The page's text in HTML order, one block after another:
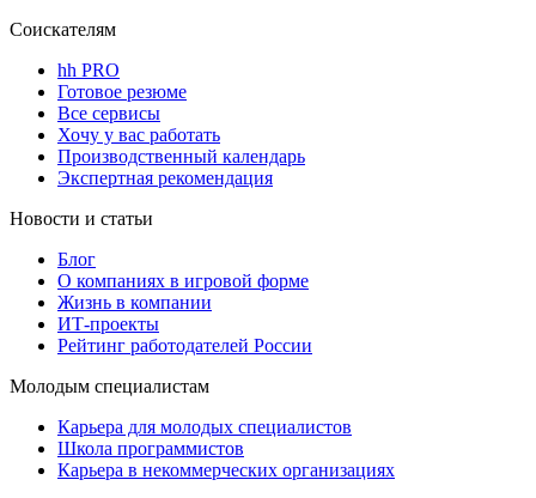
Соискателям
hh PRO
Готовое резюме
Все сервисы
Хочу у вас работать
Производственный календарь
Экспертная рекомендация
Новости и статьи
Блог
О компаниях в игровой форме
Жизнь в компании
ИТ-проекты
Рейтинг работодателей России
Молодым специалистам
Карьера для молодых специалистов
Школа программистов
Карьера в некоммерческих организациях